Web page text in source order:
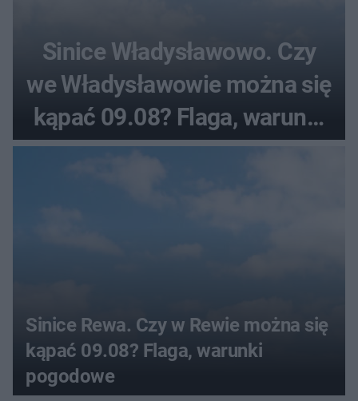
Sinice Władysławowo. Czy
we Władysławowie można się
kąpać 09.08? Flaga, warunki
pogodowe
Sinice Rewa. Czy w Rewie można się
kąpać 09.08? Flaga, warunki
pogodowe